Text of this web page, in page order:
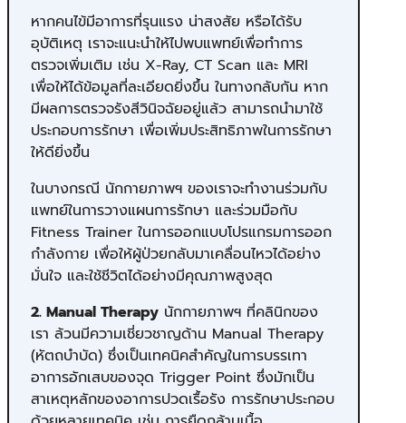
หากคนไข้มีอาการที่รุนแรง น่าสงสัย หรือได้รับ
อุบัติเหตุ เราจะแนะนำให้ไปพบแพทย์เพื่อทำการ
ตรวจเพิ่มเติม เช่น X-Ray, CT Scan และ MRI
เพื่อให้ได้ข้อมูลที่ละเอียดยิ่งขึ้น ในทางกลับกัน หาก
มีผลการตรวจรังสีวินิจฉัยอยู่แล้ว สามารถนำมาใช้
ประกอบการรักษา เพื่อเพิ่มประสิทธิภาพในการรักษา
ให้ดียิ่งขึ้น
ในบางกรณี นักกายภาพฯ ของเราจะทำงานร่วมกับ
แพทย์ในการวางแผนการรักษา และร่วมมือกับ
Fitness Trainer ในการออกแบบโปรแกรมการออก
กำลังกาย เพื่อให้ผู้ป่วยกลับมาเคลื่อนไหวได้อย่าง
มั่นใจ และใช้ชีวิตได้อย่างมีคุณภาพสูงสุด
2. Manual Therapy นักกายภาพฯ ที่คลินิกของ
เรา ล้วนมีความเชี่ยวชาญด้าน Manual Therapy
(หัตถบำบัด) ซึ่งเป็นเทคนิคสำคัญในการบรรเทา
อาการอักเสบของจุด Trigger Point ซึ่งมักเป็น
สาเหตุหลักของอาการปวดเรื้อรัง การรักษาประกอบ